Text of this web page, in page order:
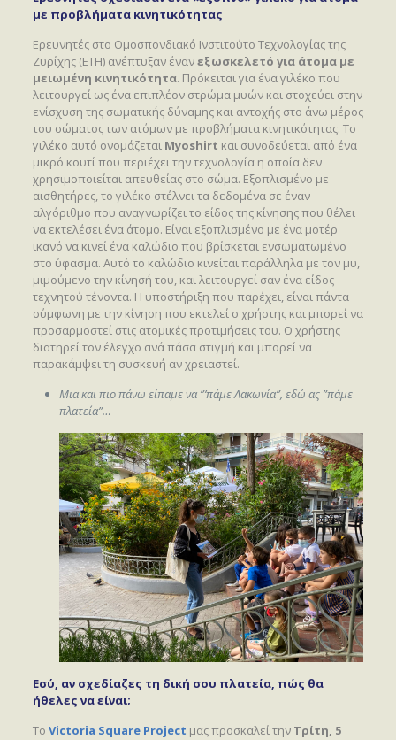
με προβλήματα κινητικότητας
Ερευνητές στο Ομοσπονδιακό Ινστιτούτο Τεχνολογίας της
Ζυρίχης (ETH) ανέπτυξαν ένανεξωσκελετό για άτομα με
μειωμένη κινητικότητα. Πρόκειται για ένα γιλέκο που
λειτουργεί ως ένα επιπλέον στρώμα μυών και στοχεύει στην
ενίσχυση της σωματικής δύναμης και αντοχής στο άνω μέρος
του σώματος των ατόμων με προβλήματα κινητικότητας. Το
γιλέκο αυτό ονομάζεται Myoshirt και συνοδεύεται από ένα
μικρό κουτί που περιέχει την τεχνολογία η οποία δεν
χρησιμοποιείται απευθείας στο σώμα. Εξοπλισμένο με
αισθητήρες, το γιλέκο στέλνει τα δεδομένα σε έναν
αλγόριθμο που αναγνωρίζει το είδος της κίνησης που θέλει
να εκτελέσει ένα άτομο. Είναι εξοπλισμένο με ένα μοτέρ
ικανό να κινεί ένα καλώδιο που βρίσκεται ενσωματωμένο
στο ύφασμα. Αυτό το καλώδιο κινείται παράλληλα με τον μυ,
μιμούμενο την κίνησή του, και λειτουργεί σαν ένα είδος
τεχνητού τένοντα. Η υποστήριξη που παρέχει, είναι πάντα
σύμφωνη με την κίνηση που εκτελεί ο χρήστης και μπορεί να
προσαρμοστεί στις ατομικές προτιμήσεις του. Ο χρήστης
διατηρεί τον έλεγχο ανά πάσα στιγμή και μπορεί να
παρακάμψει τη συσκευή αν χρειαστεί.
Μια και πιο πάνω είπαμε να ”’πάμε Λακωνία”, εδώ ας ”πάμε
πλατεία”…
Εσύ, αν σχεδίαζες τη δική σου πλατεία, πώς θα
ήθελες να είναι;
Το Victoria Square Project μας προσκαλεί την Τρίτη, 5